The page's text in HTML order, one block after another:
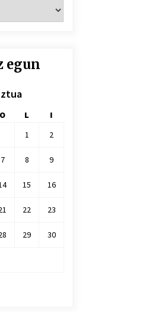
egun
O L
I
1
2
7 8 9
15 16
22 23
29 30